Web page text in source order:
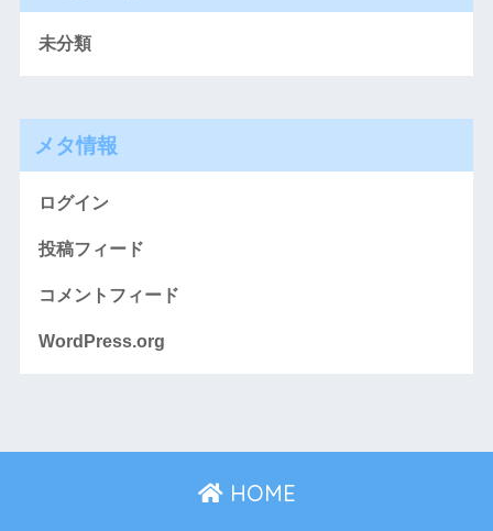
未分類
メタ情報
ログイン
投稿フィード
コメントフィード
WordPress.org
HOME